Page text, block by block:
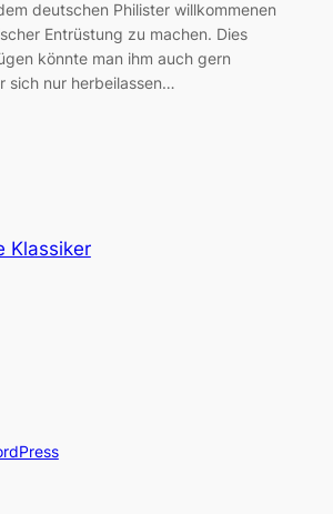
deutschen Philister willkommenen
Entrüstung zu machen. Dies
könnte man ihm auch gern
sich nur herbeilassen…
Klassiker